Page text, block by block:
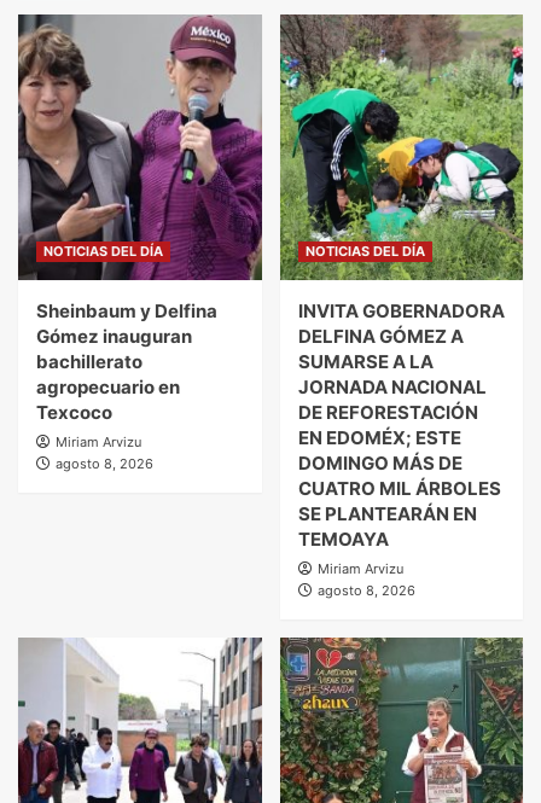
NOTICIAS DEL DÍA
Sheinbaum y Delfina
Gómez inauguran
bachillerato
agropecuario en
Texcoco
Miriam Arvizu
agosto 8, 2026
NOTICIAS DEL DÍA
INVITA GOBERNADORA
DELFINA GÓMEZ A
SUMARSE A LA
JORNADA NACIONAL
DE REFORESTACIÓN
EN EDOMÉX; ESTE
DOMINGO MÁS DE
CUATRO MIL ÁRBOLES
SE PLANTEARÁN EN
TEMOAYA
Miriam Arvizu
agosto 8, 2026